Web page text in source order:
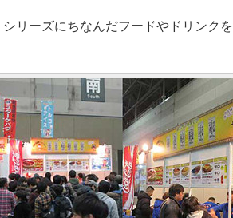
リーズにちなんだフードやドリンク